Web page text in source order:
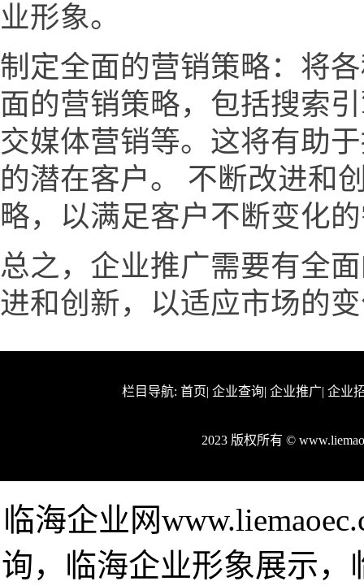
业形象。
制定全面的营销策略：将
面的营销策略，包括搜索
交媒体营销等。这将有助
的潜在客户。 不断改进和
略，以满足客户不断变化
总之，企业推广需要有全
进和创新，以适应市场的
栏目导航: 首页| 企业查询| 企业推广| 企业
2023 版权所有 ©
临海企业网
询，临海企业形象展示